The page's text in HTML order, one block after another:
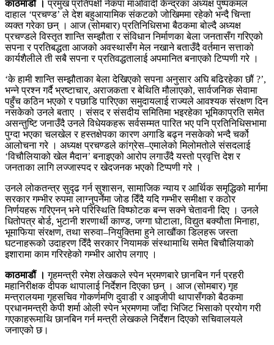
काठमाडौं ।प्रमुख प्रतिपक्षी नेकपा माओवादी केन्द्रका अध्यक्ष पुष्पकमल
दाहाल ‘प्रचण्ड’ ले देश बहुआयामिक संकटको जोखिममा रहेको भन्दै चिन्ता
व्यक्त गरेका छन् । आज (सोमबार) प्रतिनिधिसभा बैठकमा बोल्दै अध्यक्ष
प्रचण्डले विस्तृत शान्ति सम्झौता र संविधान निर्माणका बेला जनतासँग गरिएको
सपना र प्रतिबद्धता आजको अवस्थासँग मेल नखाने बताउँदै वर्तमान सत्ताको
कार्यशैलीले ती सबै सपना र प्रतिवद्धतालाई अपमानित बनाएको टिप्पणी गरे ।
‘के हामी शान्ति सम्झौताका बेला देखिएको सपना अनुसार अघि बढिरहेका छौं ?’,
भन्ने प्रश्न गर्दै भ्रष्टाचार, अराजकता र बेथिति मौलाएको, सार्वजनिक सेवामा
पहुँच कठिन भएको र पछाडि पारिएका समुदायलाई राज्यले आवश्यक संरक्षण दिन
नसकेको उनले बताए । संसद र संसदीय समितिमा भइरहेका भूमिकाप्रति समेत
असन्तुष्टि जनाउँदै उनले विधेयकहरू सर्वसम्मत पारित भए पनि प्रतिनिधिसभामा
पुग्दा भएका चलखेल र हस्तक्षेपका कारण अगाडि बढ्न नसकेको भन्दै चर्को
आलोचना गरे । अध्यक्ष प्रचण्डले कांग्रेस–एमालेको मिलोमतोले संसदलाई
‘विचौलियाको खेल मैदान’ बनाइएको आरोप लगाउँदै यस्तो प्रवृत्ति देश र
जनताका लागि लज्जास्पद र खेदजनक भएको टिप्पणी गरे ।
उनले लोकतन्त्र सुदृढ गर्न सुशासन, सामाजिक न्याय र आर्थिक समृद्धिको मार्गमा
सरकार गम्भीर रुपमा लाग्नुपर्नेमा जोड दिँदै यदि गम्भीर समीक्षा र कठोर
निर्णयहरू गरिएनन् भने परिस्थिति विष्फोटक बन्न सक्ने चेतावनी दिए । उनले
धितोपत्र बोर्ड, भुटानी शरणार्थी काण्ड, जग्गा घोटाला, विद्युत बक्यौता मिनाहा,
भूमाफिया संरक्षण, तथा सरुवा–नियुक्तिमा हुने लाखौंका डिलहरू जस्ता
घटनाहरूको उदाहरण दिँदै सरकार नियामक संस्थामाथि समेत बिचौलियाको
इशारामा काम गरिरहेको गम्भीर आरोप लगाए ।
काठमाडौं ।गृहमन्त्री रमेश लेखकले स्पेन भ्रमणबारे छानबिन गर्न प्रहरी
महानिरीक्षक दीपक थापालाई निर्देशन दिएका छन् । आज (सोमबार) गृह
मन्त्रालयमा गृहसचिव गोकर्णमणि दुवाडी र आइजीपी थापासँगको बैठकमा
प्रधानमन्त्री केपी शर्मा ओली स्पेन भ्रमणमा जाँदा भिजिट भिसाको प्रयोग गरी
गएकाहरूमाथि छानबिन गर्न मन्त्री लेखकले निर्देशन दिएको सचिवालयले
जनाएको छ।